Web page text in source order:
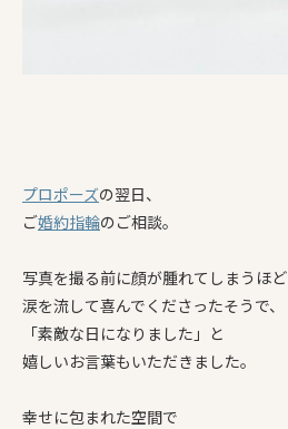
プロポーズの翌日、
ご婚約指輪のご相談。
写真を撮る前に顔が腫れてしまうほど
涙を流して喜んでくださったそうで、
「素敵な日になりました」と
嬉しいお言葉もいただきました。
幸せに包まれた空間で